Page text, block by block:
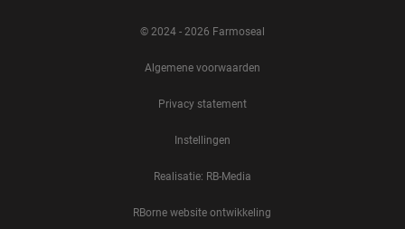
© 2024 - 2026 Farmoseal
Algemene voorwaarden
Privacy statement
Instellingen
Realisatie: RB-Media
RBorne website ontwikkeling